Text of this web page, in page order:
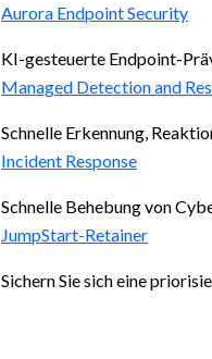
Aurora Endpoint Security
KI-gesteuerte Endpoint-
Managed Detection and
Schnelle Erkennung,
Incident Response
Schnelle Behebung von
JumpStart-Retainer
Sichern Sie sich eine